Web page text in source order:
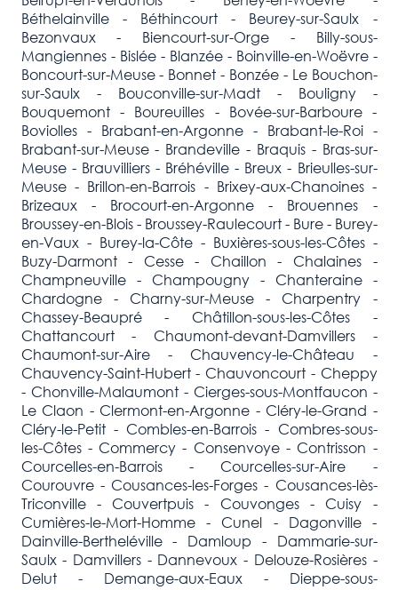
Béthelainville - Béthincourt - Beurey-sur-Saulx -
Bezonvaux - Biencourt-sur-Orge - Billy-sous-
Mangiennes - Bislée - Blanzée - Boinville-en-Woëvre -
Boncourt-sur-Meuse - Bonnet - Bonzée - Le Bouchon-
sur-Saulx - Bouconville-sur-Madt - Bouligny -
Bouquemont - Boureuilles - Bovée-sur-Barboure -
Boviolles - Brabant-en-Argonne - Brabant-le-Roi -
Brabant-sur-Meuse - Brandeville - Braquis - Bras-sur-
Meuse - Brauvilliers - Bréhéville - Breux - Brieulles-sur-
Meuse - Brillon-en-Barrois - Brixey-aux-Chanoines -
Brizeaux - Brocourt-en-Argonne - Brouennes -
Broussey-en-Blois - Broussey-Raulecourt - Bure - Burey-
en-Vaux - Burey-la-Côte - Buxières-sous-les-Côtes -
Buzy-Darmont - Cesse - Chaillon - Chalaines -
Champneuville - Champougny - Chanteraine -
Chardogne - Charny-sur-Meuse - Charpentry -
Chassey-Beaupré - Châtillon-sous-les-Côtes -
Chattancourt - Chaumont-devant-Damvillers -
Chaumont-sur-Aire - Chauvency-le-Château -
Chauvency-Saint-Hubert - Chauvoncourt - Cheppy
- Chonville-Malaumont - Cierges-sous-Montfaucon -
Le Claon - Clermont-en-Argonne - Cléry-le-Grand -
Cléry-le-Petit - Combles-en-Barrois - Combres-sous-
les-Côtes - Commercy - Consenvoye - Contrisson -
Courcelles-en-Barrois - Courcelles-sur-Aire -
Courouvre - Cousances-les-Forges - Cousances-lès-
Triconville - Couvertpuis - Couvonges - Cuisy -
Cumières-le-Mort-Homme - Cunel - Dagonville -
Dainville-Bertheléville - Damloup - Dammarie-sur-
Saulx - Damvillers - Dannevoux - Delouze-Rosières -
Delut - Demange-aux-Eaux - Dieppe-sous-